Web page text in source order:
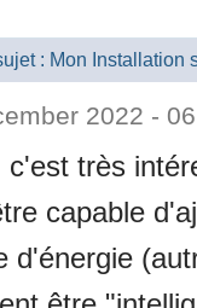
: Mon Installation
2022 -
c'est très
capable
d'énergie